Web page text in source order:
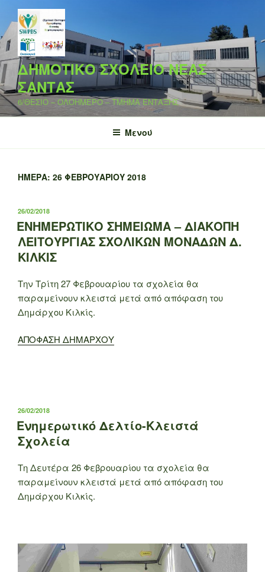
Μετάβαση
στο
περιεχόμενο
ΔΗΜΟΤΙΚΟ ΣΧΟΛΕΙΟ ΝΕΑΣ
ΣΑΝΤΑΣ
6/ΘΕΣΙΟ – ΟΛΟΗΜΕΡΟ – ΤΜΗΜΑ ΕΝΤΑΞΗΣ
Μενού
ΗΜΈΡΑ: 26 ΦΕΒΡΟΥΑΡΊΟΥ 2018
ΔΗΜΟΣΙΕΎΤΗΚΕ
ΣΤΙΣ
26/02/2018
ΕΝΗΜΕΡΩΤΙΚΟ ΣΗΜΕΙΩΜΑ – ΔΙΑΚΟΠΗ
ΛΕΙΤΟΥΡΓΙΑΣ ΣΧΟΛΙΚΩΝ ΜΟΝΑΔΩΝ Δ.
ΚΙΛΚΙΣ
Την Τρίτη 27 Φεβρουαρίου τα σχολεία θα
παραμείνουν κλειστά μετά από απόφαση του
Δημάρχου Κιλκίς.
ΑΠΟΦΑΣΗ ΔΗΜΑΡΧΟΥ
ΔΗΜΟΣΙΕΎΤΗΚΕ
ΣΤΙΣ
26/02/2018
Ενημερωτικό Δελτίο-Κλειστά
Σχολεία
Τη Δευτέρα 26 Φεβρουαρίου τα σχολεία θα
παραμείνουν κλειστά μετά από απόφαση του
Δημάρχου Κιλκίς.